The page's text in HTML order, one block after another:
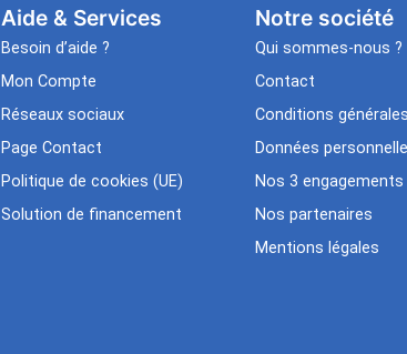
Aide & Services​
Besoin d’aide ?
Mon Compte
Réseaux sociaux
Page Contact
Politique de cookies (UE)
Solution de financement
Notre société
Qui sommes-nous ?
Contact
Conditions
Données
Nos 3 engagements
Nos partenaires
Mentions légales